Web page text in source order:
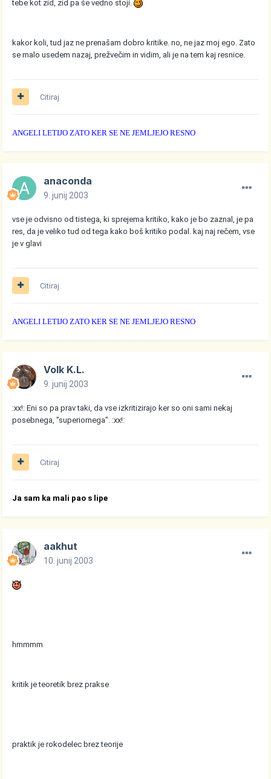
tebe kot zid, zid pa še vedno stoji.
kakor koli, tud jaz ne prenašam dobro kritike. no, ne jaz moj ego. Zato
se malo usedem nazaj, prežvečim in vidim, ali je na tem kaj resnice.
Citiraj
ANGELI LETIJO ZATO KER SE NE JEMLJEJO RESNO
anaconda
9. junij 2003
vse je odvisno od tistega, ki sprejema kritiko, kako je bo zaznal, je pa
res, da je veliko tud od tega kako boš kritiko podal. kaj naj rečem, vse
je v glavi
Citiraj
ANGELI LETIJO ZATO KER SE NE JEMLJEJO RESNO
Volk K.L.
9. junij 2003
:xx!: Eni so pa prav taki, da vse izkritizirajo ker so oni sami nekaj
posebnega, "superiornega". :xx!:
Citiraj
Ja sam ka mali pao s lipe
aakhut
10. junij 2003
hmmmm
kritik je teoretik brez prakse
praktik je rokodelec brez teorije